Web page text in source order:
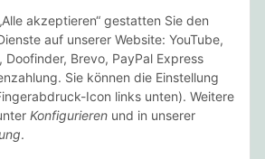
bieten wir an:
Wir versenden mit:
akzeptieren“ gestatten Sie den
auf unserer Website: YouTube,
Doofinder, Brevo, PayPal Express
Sie können die Einstellung
Icon links unten). Weitere
Konfigurieren und in unserer
.